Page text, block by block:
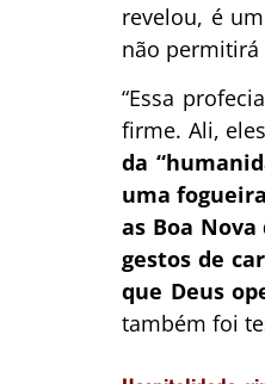
revelou, é
não permitirá
“Essa
firme. Ali,
da
uma
as Boa
gestos de
que Deus
também foi